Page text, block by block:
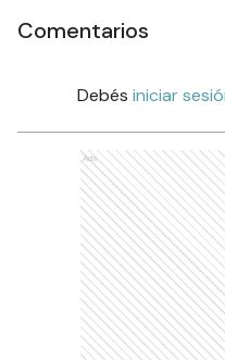
Comentarios
Debés iniciar
Ads